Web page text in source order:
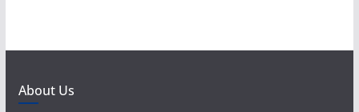
About Us